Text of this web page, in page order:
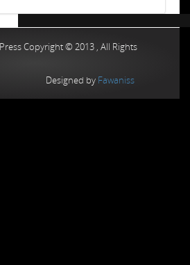
Copyright © 2013 , All Rights
Designed by Fawaniss